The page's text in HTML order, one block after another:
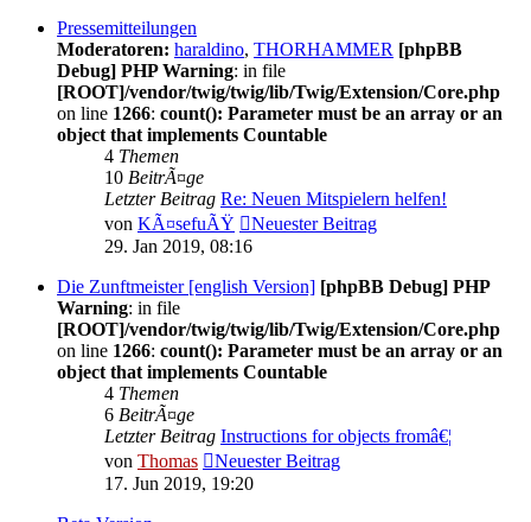
Pressemitteilungen
Moderatoren: haraldino, THORHAMMER [phpBB
Debug] PHP Warning: in file
[ROOT]/vendor/twig/twig/lib/Twig/Extension/Core.php
on line 1266: count(): Parameter must be an array or an
object that implements Countable
4 Themen
10 BeitrÃ¤ge
Letzter Beitrag Re: Neuen Mitspielern helfen!
von KÃ¤sefuÃŸ
Neuester Beitrag
29. Jan 2019, 08:16
Die Zunftmeister [english Version] [phpBB Debug] PHP
Warning: in file
[ROOT]/vendor/twig/twig/lib/Twig/Extension/Core.php
on line 1266: count(): Parameter must be an array or an
object that implements Countable
4 Themen
6 BeitrÃ¤ge
Letzter Beitrag Instructions for objects fromâ€¦
von Thomas
Neuester Beitrag
17. Jun 2019, 19:20